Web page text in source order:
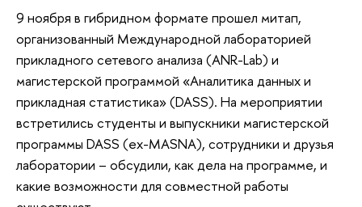
9 ноября в гибридном формате прошел митап,
организованный Международной лабораторией
прикладного сетевого анализа (ANR-Lab) и
магистерской программой «Аналитика данных и
прикладная статистика» (DASS). На мероприятии
встретились студенты и выпускники магистерской
программы DASS (ex-MASNA), сотрудники и друзья
лаборатории – обсудили, как дела на программе, и
какие возможности для совместной работы